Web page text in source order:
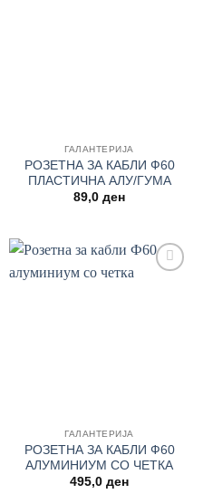
ГАЛАНТЕРИЈА
РОЗЕТНА ЗА КАБЛИ Ф60
ПЛАСТИЧНА АЛУ/ГУМА
89,0 ден
ГАЛАНТЕРИЈА
РОЗЕТНА ЗА КАБЛИ Ф60
АЛУМИНИУМ СО ЧЕТКА
495,0 ден